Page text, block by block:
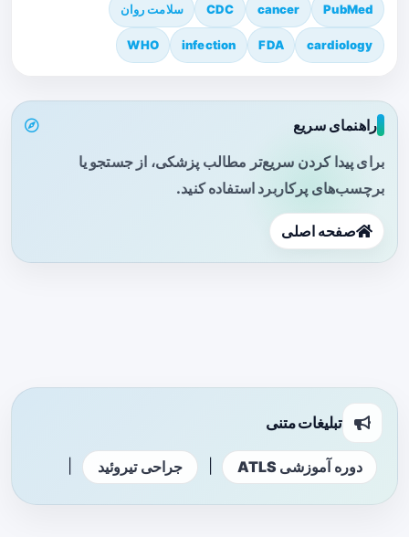
PubMed
cancer
CDC سلامت روان
cardiology
FDA
infection
WHO
راهنمای سریع
برای پیدا کردن سریع‌تر مطالب پزشکی، از جستجو یا
برچسب‌های پرکاربرد استفاده کنید.
صفحه اصلی
تبلیغات متنی
دوره آموزشی ATLS جراحی تیروئید